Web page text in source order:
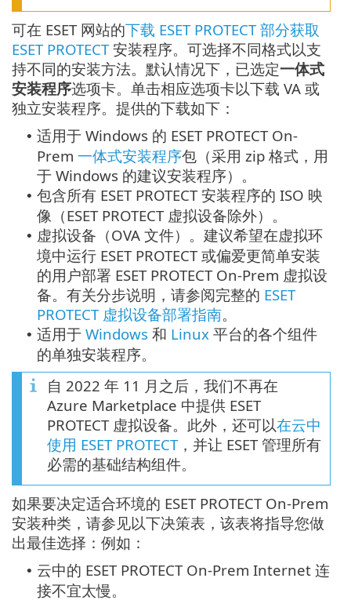
可在 ESET 网站的下载 ESET PROTECT 部分获取
ESET PROTECT安装程序。可选择不同格式以支
持不同的安装方法。默认情况下，已选定一体式
安装程序选项卡。单击相应选项卡以下载 VA 或
独立安装程序。提供的下载如下：
• 适用于 Windows 的 ESET PROTECT On-
Prem 一体式安装程序包（采用 zip 格式，用
于 Windows 的建议安装程序）。
• 包含所有 ESET PROTECT 安装程序的 ISO 映
像（ESET PROTECT 虚拟设备除外）。
• 虚拟设备（OVA 文件）。建议希望在虚拟环
境中运行 ESET PROTECT 或偏爱更简单安装
的用户部署 ESET PROTECT On-Prem 虚拟设
备。有关分步说明，请参阅完整的 ESET
PROTECT 虚拟设备部署指南。
• 适用于 Windows 和 Linux 平台的各个组件
的单独安装程序。
自 2022 年 11 月之后，我们不再在
Azure Marketplace 中提供 ESET
PROTECT 虚拟设备。此外，还可以在云中
使用 ESET PROTECT，并让 ESET 管理所有
必需的基础结构组件。
如果要决定适合环境的 ESET PROTECT On-Prem
安装种类，请参见以下决策表，该表将指导您做
出最佳选择：例如：
• 云中的 ESET PROTECT On-Prem Internet 连
接不宜太慢。